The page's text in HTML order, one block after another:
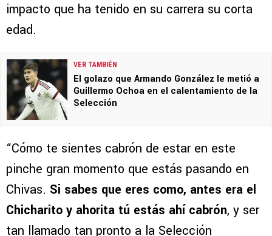
impacto que ha tenido en su carrera su corta
edad.
VER TAMBIÉN
El golazo que Armando González le metió a
Guillermo Ochoa en el calentamiento de la
Selección
“Cómo te sientes cabrón de estar en este
pinche gran momento que estás pasando en
Chivas. Si sabes que eres como, antes era el
Chicharito y ahorita tú estás ahí cabrón, y ser
tan llamado tan pronto a la Selección